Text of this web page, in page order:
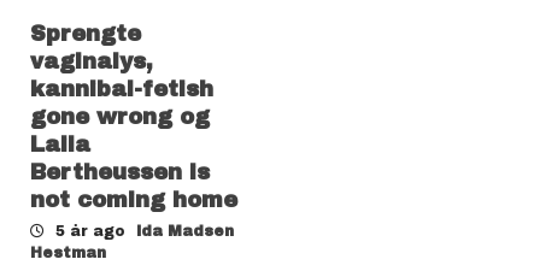
Sprengte
vaginalys,
kannibal-fetish
gone wrong og
Laila
Bertheussen is
not coming home
5 år ago
Ida Madsen
Hestman